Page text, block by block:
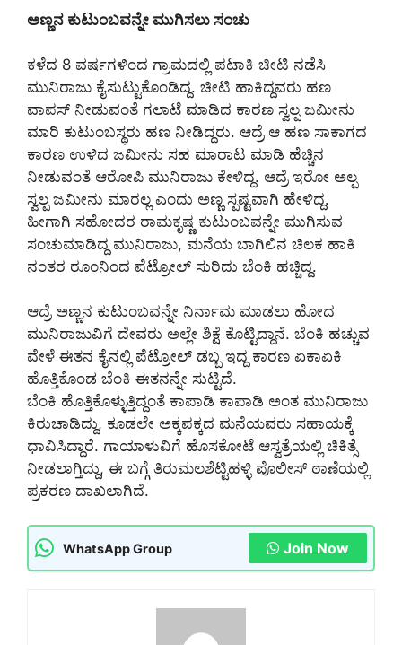
ಅಣ್ಣನ ಕುಟುಂಬವನ್ನೇ ಮುಗಿಸಲು ಸಂಚು
ಕಳೆದ 8 ವರ್ಷಗಳಿಂದ ಗ್ರಾಮದಲ್ಲಿ ಪಟಾಕಿ ಚೀಟಿ ನಡೆಸಿ
ಮುನಿರಾಜು ಕೈಸುಟ್ಟುಕೊಂಡಿದ್ದ. ಚೀಟಿ ಹಾಕಿದ್ದವರು ಹಣ
ವಾಪಸ್ ನೀಡುವಂತೆ ಗಲಾಟೆ ಮಾಡಿದ ಕಾರಣ ಸ್ವಲ್ಪ ಜಮೀನು
ಮಾರಿ ಕುಟುಂಬಸ್ಥರು ಹಣ ನೀಡಿದ್ದರು. ಆದ್ರೆ ಆ ಹಣ ಸಾಕಾಗದ
ಕಾರಣ ಉಳಿದ ಜಮೀನು ಸಹ ಮಾರಾಟ ಮಾಡಿ ಹೆಚ್ಚಿನ
ನೀಡುವಂತೆ ಆರೋಪಿ ಮುನಿರಾಜು ಕೇಳಿದ್ದ. ಆದ್ರೆ ಇರೋ ಅಲ್ಪ
ಸ್ವಲ್ಪ ಜಮೀನು ಮಾರಲ್ಲ ಎಂದು ಅಣ್ಣ ಸ್ಪಷ್ಟವಾಗಿ ಹೇಳಿದ್ದ.
ಹೀಗಾಗಿ ಸಹೋದರ ರಾಮಕೃಷ್ಣ ಕುಟುಂಬವನ್ನೇ ಮುಗಿಸುವ
ಸಂಚುಮಾಡಿದ್ದ ಮುನಿರಾಜು, ಮನೆಯ ಬಾಗಿಲಿನ ಚಿಲಕ ಹಾಕಿ
ನಂತರ ರೂಂನಿಂದ ಪೆಟ್ರೋಲ್ ಸುರಿದು ಬೆಂಕಿ ಹಚ್ಚಿದ್ದ.
ಆದ್ರೆ ಅಣ್ಣನ ಕುಟುಂಬವನ್ನೇ ನಿರ್ನಾಮ ಮಾಡಲು ಹೋದ
ಮುನಿರಾಜುವಿಗೆ ದೇವರು ಅಲ್ಲೇ ಶಿಕ್ಷೆ ಕೊಟ್ಟಿದ್ದಾನೆ. ಬೆಂಕಿ ಹಚ್ಚುವ
ವೇಳೆ ಈತನ ಕೈನಲ್ಲಿ ಪೆಟ್ರೋಲ್ ಡಬ್ಬ ಇದ್ದ ಕಾರಣ ಏಕಾಏಕಿ
ಹೊತ್ತಿಕೊಂಡ ಬೆಂಕಿ ಈತನನ್ನೇ ಸುಟ್ಟಿದೆ.
ಬೆಂಕಿ ಹೊತ್ತಿಕೊಳ್ಳುತ್ತಿದ್ದಂತೆ ಕಾಪಾಡಿ ಕಾಪಾಡಿ ಅಂತ ಮುನಿರಾಜು
ಕಿರುಚಾಡಿದ್ದು, ಕೂಡಲೇ ಅಕ್ಕಪಕ್ಕದ ಮನೆಯವರು ಸಹಾಯಕ್ಕೆ
ಧಾವಿಸಿದ್ದಾರೆ. ಗಾಯಾಳುವಿಗೆ ಹೊಸಕೋಟೆ ಆಸ್ವತ್ರೆಯಲ್ಲಿ ಚಿಕಿತ್ಸೆ
ನೀಡಲಾಗ್ತಿದ್ದು, ಈ ಬಗ್ಗೆ ತಿರುಮಲಶೆಟ್ಟಿಹಳ್ಳಿ ಪೊಲೀಸ್ ಠಾಣೆಯಲ್ಲಿ
ಪ್ರಕರಣ ದಾಖಲಾಗಿದೆ.
WhatsApp Group Join Now